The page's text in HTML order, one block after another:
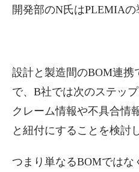
開発部のN氏はPLEMIAの
設計と製造間のBOM連携
で、B社では次のステッ
クレーム情報や不具合情
と紐付にすることを検討
つまり単なるBOMではな